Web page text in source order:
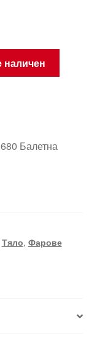
наличен
Балетна
Тяло, Фарове